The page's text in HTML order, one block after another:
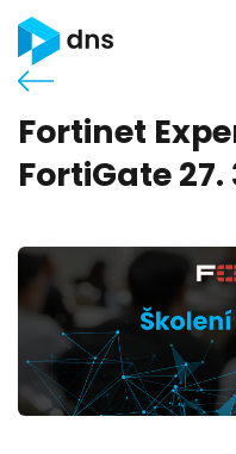
Fortinet
FortiGate 27.